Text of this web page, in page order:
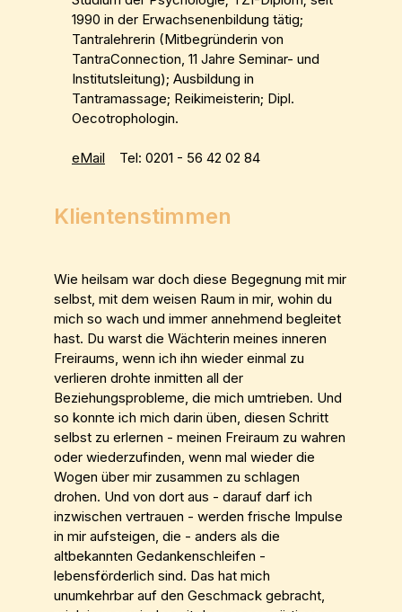
1990 in der Erwachsenenbildung tätig;
Tantralehrerin (Mitbegründerin von
TantraConnection, 11 Jahre Seminar- und
Institutsleitung); Ausbildung in
Tantramassage; Reikimeisterin; Dipl.
Oecotrophologin.
eMail Tel: 0201 - 56 42 02 84
Klientenstimmen
Wie heilsam war doch diese Begegnung mit mir
selbst, mit dem weisen Raum in mir, wohin du
mich so wach und immer annehmend begleitet
hast. Du warst die Wächterin meines inneren
Freiraums, wenn ich ihn wieder einmal zu
verlieren drohte inmitten all der
Beziehungsprobleme, die mich umtrieben. Und
so konnte ich mich darin üben, diesen Schritt
selbst zu erlernen - meinen Freiraum zu wahren
oder wiederzufinden, wenn mal wieder die
Wogen über mir zusammen zu schlagen
drohen. Und von dort aus - darauf darf ich
inzwischen vertrauen - werden frische Impulse
in mir aufsteigen, die - anders als die
altbekannten Gedankenschleifen -
lebensförderlich sind. Das hat mich
unumkehrbar auf den Geschmack gebracht,